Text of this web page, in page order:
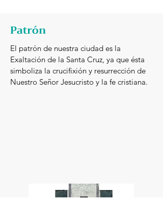
Patrón
El patrón de nuestra ciudad es la
Exaltación de la Santa Cruz, ya que ésta
simboliza la crucifixión y resurrección de
Nuestro Señor Jesucristo y la fe cristiana.